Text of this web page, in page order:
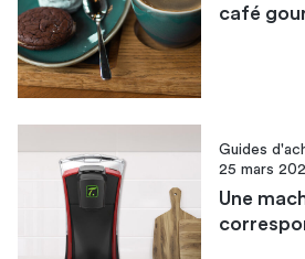
café
Guides
25 mars
Une